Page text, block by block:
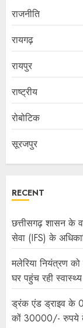
राजनीति
रायगढ़
रायपुर
राष्ट्रीय
रोबोटिक
सूरजपुर
RECENT
छत्तीसगढ़ शासन के
सेवा (IFS) के
मलेरिया नियंत्रण
घर पहुंच रही
ड्रंक एंड ड्राइव के
कों 30000/- रुपये